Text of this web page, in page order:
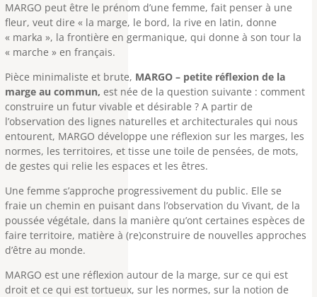
MARGO peut être le prénom d’une femme, fait penser à une
fleur, veut dire « la marge, le bord, la rive en latin, donne
« marka », la frontière en germanique, qui donne à son tour la
« marche » en français.
Pièce minimaliste et brute, MARGO – petite réflexion de la
marge au commun, est née de la question suivante : comment
construire un futur vivable et désirable ? A partir de
l’observation des lignes naturelles et architecturales qui nous
entourent, MARGO développe une réflexion sur les marges, les
normes, les territoires, et tisse une toile de pensées, de mots,
de gestes qui relie les espaces et les êtres.
Une femme s’approche progressivement du public. Elle se
fraie un chemin en puisant dans l’observation du Vivant, de la
poussée végétale, dans la manière qu’ont certaines espèces de
faire territoire, matière à (re)construire de nouvelles approches
d’être au monde.
MARGO est une réflexion autour de la marge, sur ce qui est
droit et ce qui est tortueux, sur les normes, sur la notion de